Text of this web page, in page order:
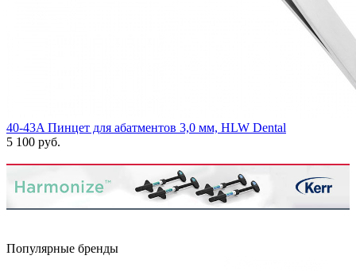
40-43A Пинцет для абатментов 3,0 мм, HLW Dental
5 100 руб.
Популярные бренды